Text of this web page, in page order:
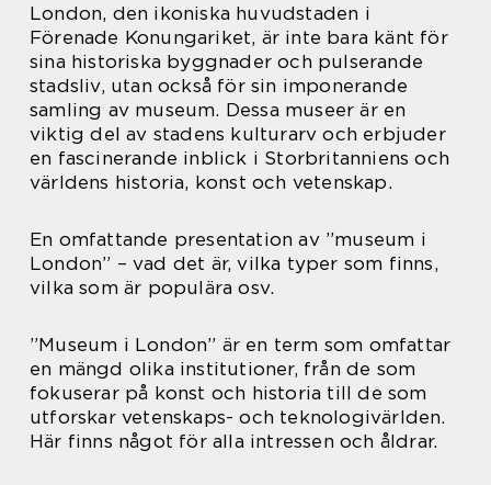
London, den ikoniska huvudstaden i
Förenade Konungariket, är inte bara känt för
sina historiska byggnader och pulserande
stadsliv, utan också för sin imponerande
samling av museum. Dessa museer är en
viktig del av stadens kulturarv och erbjuder
en fascinerande inblick i Storbritanniens och
världens historia, konst och vetenskap.
En omfattande presentation av ”museum i
London” – vad det är, vilka typer som finns,
vilka som är populära osv.
”Museum i London” är en term som omfattar
en mängd olika institutioner, från de som
fokuserar på konst och historia till de som
utforskar vetenskaps- och teknologivärlden.
Här finns något för alla intressen och åldrar.